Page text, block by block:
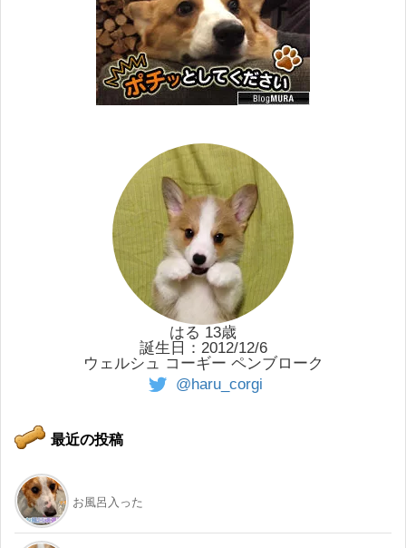
はる 13歳
誕生日：2012/12/6
ウェルシュ コーギー ペンブローク
@haru_corgi
最近の投稿
お風呂入った